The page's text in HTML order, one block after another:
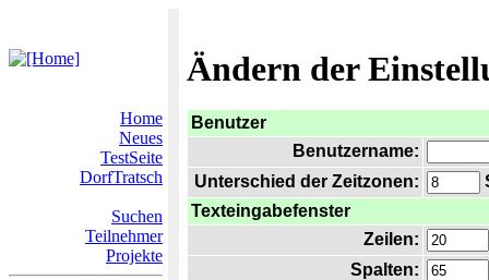
Ändern der
Home
Neues
TestSeite
DorfTratsch
Suchen
Teilnehmer
Projekte
Benutzer
Benutzername:
Unterschied der Zeitzonen:
Texteingabefenster
Zeilen:
Spalten: